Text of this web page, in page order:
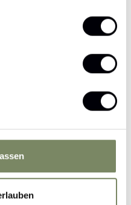
data protection officer
my enquiry on the
by me by sending the